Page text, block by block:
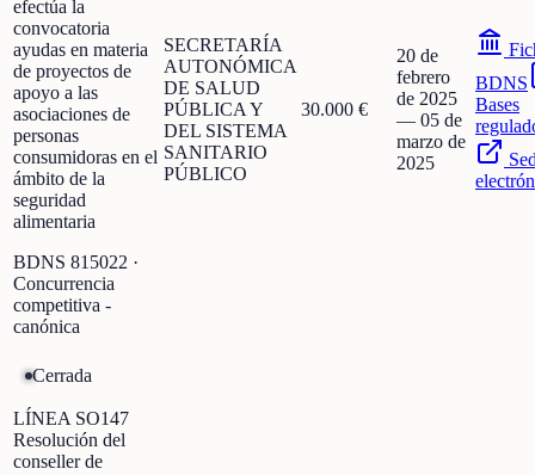
efectúa la
convocatoria
ayudas en materia
de proyectos de
apoyo a las
asociaciones de
personas
consumidoras en el
ámbito de la
seguridad
alimentaria
BDNS 815022 ·
Concurrencia
competitiva -
canónica
SECRETARÍA
AUTONÓMICA
DE SALUD
PÚBLICA Y
DEL SISTEMA
SANITARIO
PÚBLICO
30.000 €
20 de
febrero
de 2025
— 05 de
marzo de
2025
BDNS
Bases
Cerrada
LÍNEA SO147
Resolución del
conseller de